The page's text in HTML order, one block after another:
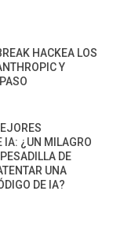
HACKEA LOS
Y
IA: ¿UN MILAGRO
DE
UNA
DE IA?